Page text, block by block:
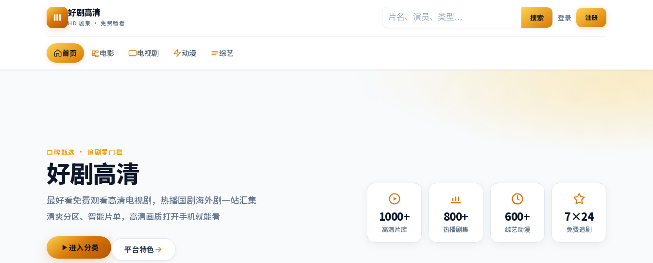
好剧高清
HD 剧集 · 免费畅看
搜索 登录 注册
首页 电影 电视剧 动漫 综艺
口碑甄选 · 追剧零门槛
好剧高清
最好看免费观看高清电视剧，热播国剧海外剧一站汇集
清爽分区、智能片单，高清画质打开手机就能看
进入分类 平台特色
1000+
高清片库
800+
热播剧集
600+
综艺动漫
7×24
免费追剧